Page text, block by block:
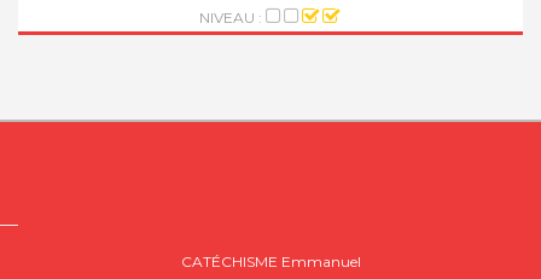
NIVEAU :
CATÉCHISME Emmanuel